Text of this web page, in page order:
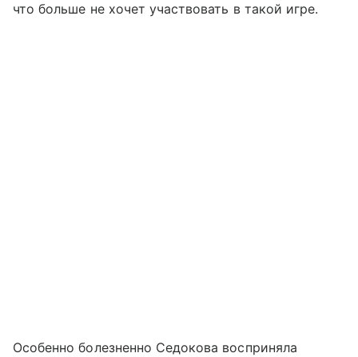
что больше не хочет участвовать в такой игре.
Особенно болезненно Седокова восприняла